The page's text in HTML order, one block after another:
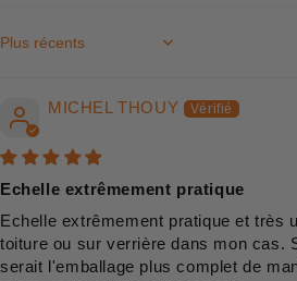
Sort by
MICHEL THOUY
Echelle extrêmement pratique
Echelle extrêmement pratique et très
toiture ou sur verrière dans mon cas.
serait l'emballage plus complet de